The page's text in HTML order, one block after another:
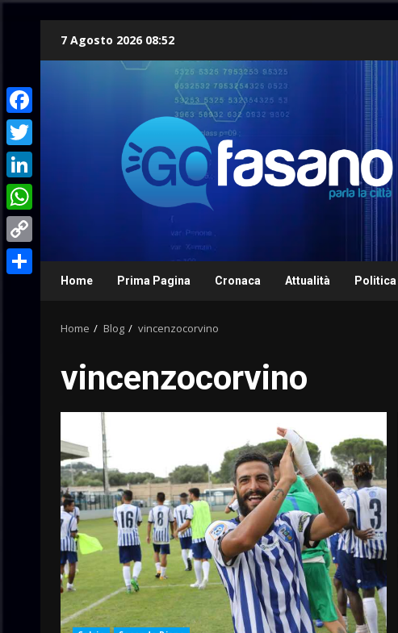
7 Agosto 2026 08:52
Home Prima Pagina Cronaca Attualità Politica
Home Blog vincenzocorvino
vincenzocorvino
Facebook
Twitter
LinkedIn
WhatsApp
Copy